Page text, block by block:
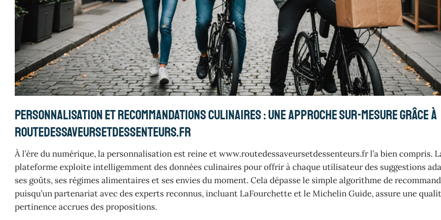
Personnalisation et recommandations culinaires : une approche sur-mesure grâce à
routedessaveursetdessenteurs.fr
À l’ère du numérique, la personnalisation est reine et www.routedessaveursetdessenteurs.fr l’a bien compris.
plateforme exploite intelligemment des données culinaires pour offrir à chaque utilisateur des suggestions
ses goûts, ses régimes alimentaires et ses envies du moment. Cela dépasse le simple algorithme de
puisqu’un partenariat avec des experts reconnus, incluant LaFourchette et le Michelin Guide, assure une
pertinence accrues des propositions.